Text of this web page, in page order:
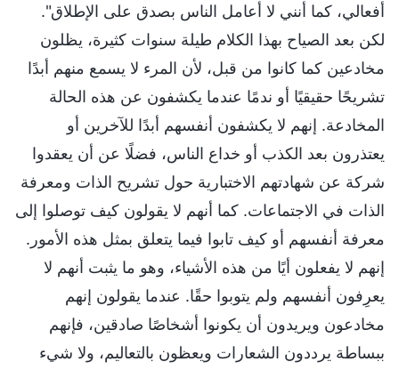
أفعالي، كما أنني لا أعامل الناس بصدق على الإطلاق".
لكن بعد الصياح بهذا الكلام طيلة سنوات كثيرة، يظلون
مخادعين كما كانوا من قبل، لأن المرء لا يسمع منهم أبدًا
تشريحًا حقيقيًا أو ندمًا عندما يكشفون عن هذه الحالة
المخادعة. إنهم لا يكشفون أنفسهم أبدًا للآخرين أو
يعتذرون بعد الكذب أو خداع الناس، فضلًا عن أن يعقدوا
شركة عن شهادتهم الاختبارية حول تشريح الذات ومعرفة
الذات في الاجتماعات. كما أنهم لا يقولون كيف توصلوا إلى
معرفة أنفسهم أو كيف تابوا فيما يتعلق بمثل هذه الأمور.
إنهم لا يفعلون أيًا من هذه الأشياء، وهو ما يثبت أنهم لا
يعرِفون أنفسهم ولم يتوبوا حقًا. عندما يقولون إنهم
مخادعون ويريدون أن يكونوا أشخاصًا صادقين، فإنهم
ببساطة يرددون الشعارات ويعظون بالتعاليم، ولا شيء